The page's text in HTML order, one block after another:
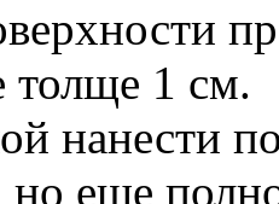
1 см.
нанести
но еще